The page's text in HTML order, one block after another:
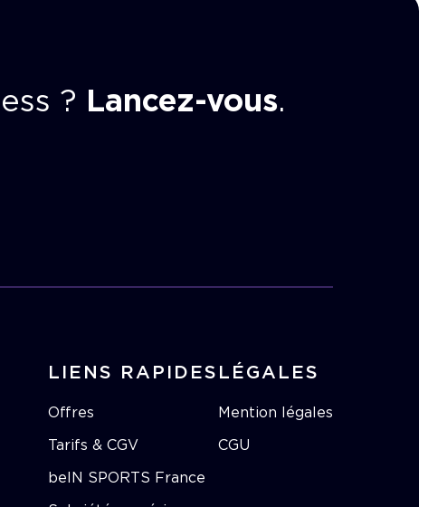
? Lancez-vous.
LIENS RAPIDES
Offres
Tarifs & CGV
beIN SPORTS France
LÉGALES
Mention légales
CGU